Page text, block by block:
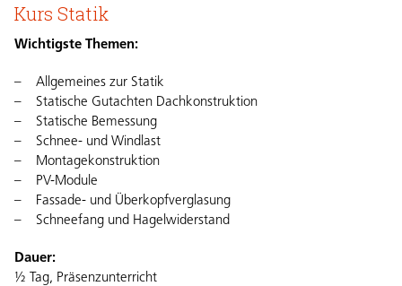
Kurs Statik
Wichtigste Themen:
Allgemeines zur Statik
Statische Gutachten Dachkonstruktion
Statische Bemessung
Schnee- und Windlast
Montagekonstruktion
PV-Module
Fassade- und Überkopfverglasung
Schneefang und Hagelwiderstand
Dauer:
½ Tag, Präsenzunterricht